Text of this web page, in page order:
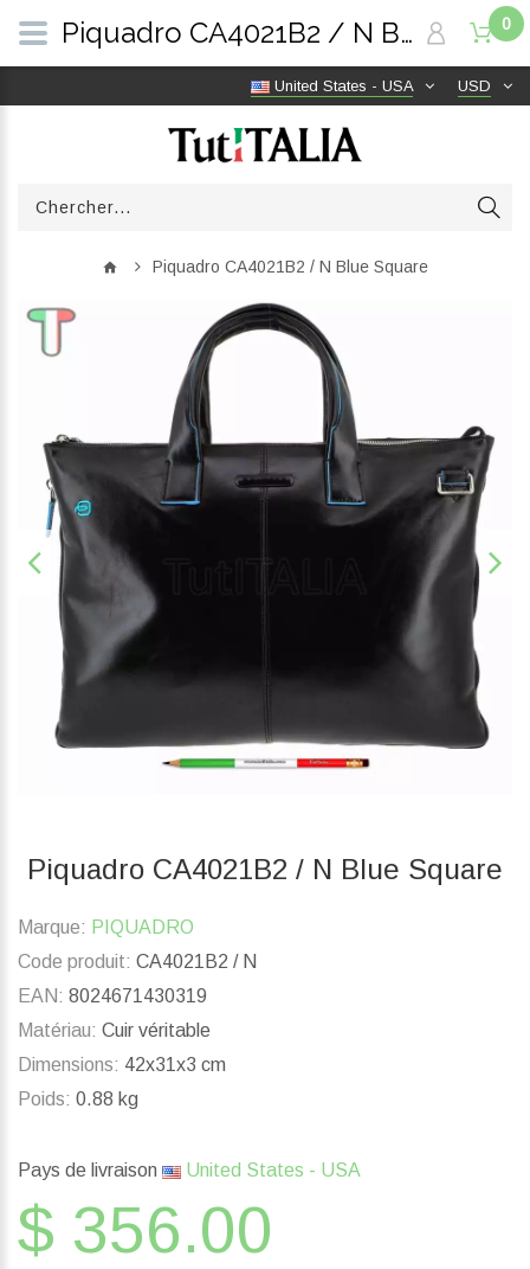
USD
United States - USA
0
Piquadro CA4021B2 / N Blue Square
Piquadro CA4021B2 / N Blue Square
Marque: PIQUADRO
Code produit: CA4021B2 / N
EAN: 8024671430319
Matériau: Cuir véritable
Dimensions: 42x31x3 cm
Poids: 0.88 kg
Pays de livraison United States - USA
$ 356.00
Piquadro CA4021B2 / N Blue Square | TutITALIA